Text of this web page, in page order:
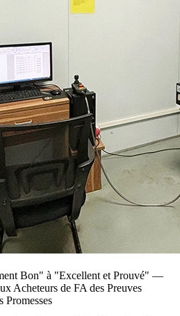
Bon" à "Excellent et Prouvé" —
Acheteurs de FA des Preuves
Promesses